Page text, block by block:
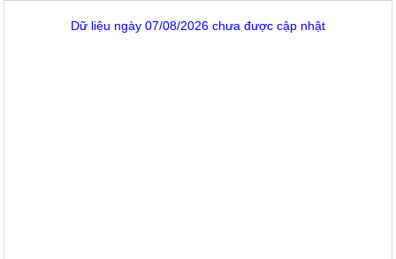
Dữ liệu ngày 07/08/2026 chưa được cập nhật